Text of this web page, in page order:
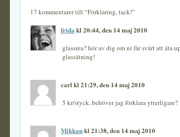
17 kommentarer till “Förklaring, tack!”
frida kl 20:44, den 14 maj 2010
glassrea? hör av dig om ni får svårt att äta
glassätning!
carl kl 21:29, den 14 maj 2010
5 kr/styck, behöver jag förklara ytterligare?
Mikkankl 21:38, den 14 maj 2010